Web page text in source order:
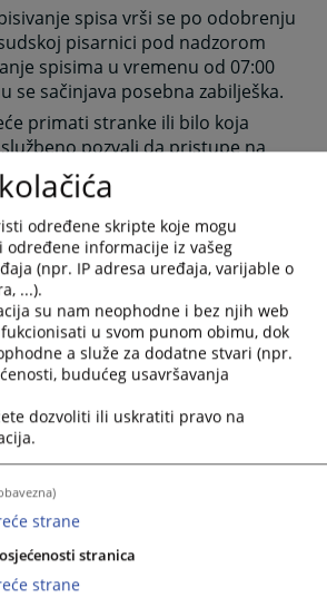
spisa vrši se po odobrenju
pisarnici pod nadzorom
spisima u vremenu od 07:00
se sačinjava posebna zabilješka.
primati stranke ili bilo koja
pozvali da pristupe na
u radu stranke se mogu
obraćati samo putem pismenih
broja predmeta.
5423PREGLEDA
određene skripte koje mogu
informacije iz vašeg
(npr. IP adresa uređaja, varijable o
...).
su nam neophodne i bez njih web
u svom punom obimu, dok
a služe za dodatne stvari (npr.
budućeg usavršavanja
dozvoliti ili uskratiti pravo na
strane
stranica
strane